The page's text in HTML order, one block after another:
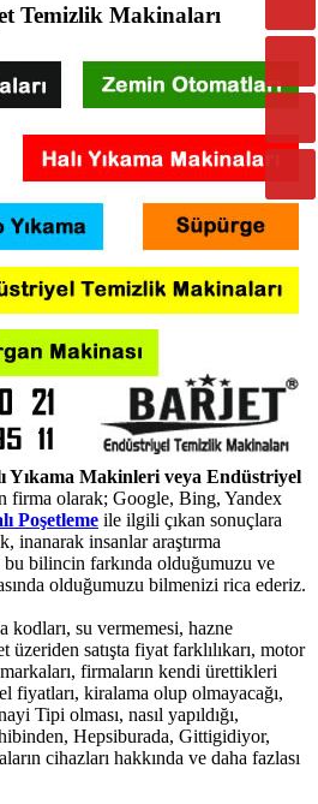
Temizlik Makinaları
Yıkama Makinleri veya Endüstriyel
firma olarak; Google, Bing, Yandex
Poşetleme ile ilgili çıkan sonuçlara
inanarak insanlar araştırma
bilincin farkında olduğumuzu ve
olduğumuzu bilmenizi rica ederiz.
kodları, su vermemesi, hazne
satışta fiyat farklılıkarı, motor
firmaların kendi ürettikleri
fiyatları, kiralama olup olmayacağı,
Tipi olması, nasıl yapıldığı,
Hepsiburada, Gittigidiyor,
cihazları hakkında ve daha fazlası